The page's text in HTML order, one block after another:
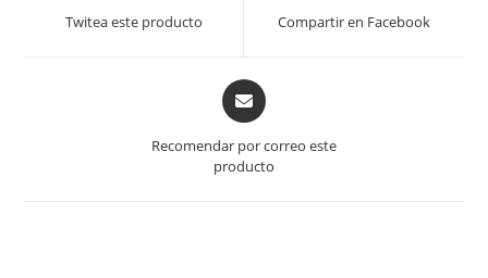
new
Twitea este producto
new
Compartir en Facebook
Opens
in
new
Recomendar por correo este
producto